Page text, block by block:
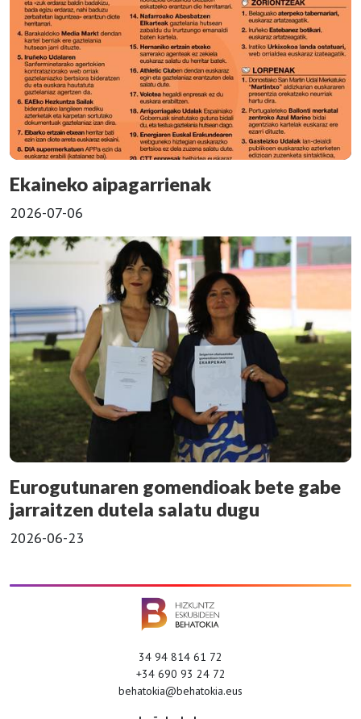
Ekaineko aipagarrienak
2026-07-06
Eurogutunaren gomendioak bete gabe
jarraitzen dutela salatu dugu
2026-06-23
34 94 814 61 72
+34 690 93 24 72
behatokia@behatokia.eus